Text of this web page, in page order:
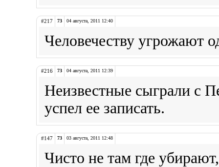
#217 73 04 августа, 2011 12:40
Человечеству угрожают
#216 73 04 августа, 2011 12:39
Неизвестные сыграли c
успел ее записать.
#147 73 03 августа, 2011 12:48
Чисто не там где